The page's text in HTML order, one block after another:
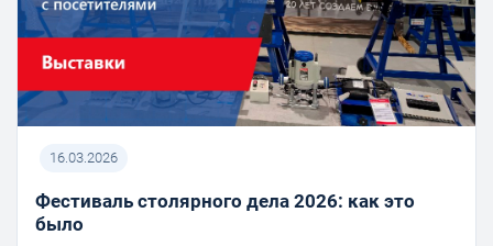
16.03.2026
Фестиваль столярного дела 2026: как это
было